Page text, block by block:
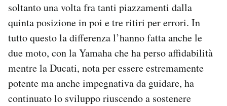
soltanto una volta fra tanti piazzamenti dalla
quinta posizione in poi e tre ritiri per errori. In
tutto questo la differenza l’hanno fatta anche le
due moto, con la Yamaha che ha perso affidabilità
mentre la Ducati, nota per essere estremamente
potente ma anche impegnativa da guidare, ha
continuato lo sviluppo riuscendo a sostenere